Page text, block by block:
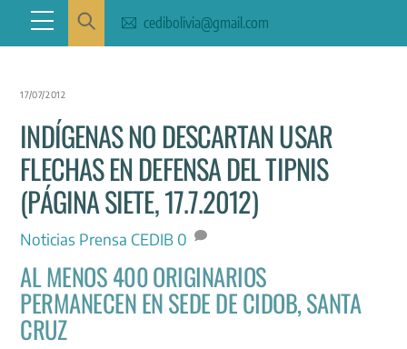
content
Menu cedibolivia@gmail.com
17/07/2012
INDÍGENAS NO DESCARTAN USAR
FLECHAS EN DEFENSA DEL TIPNIS
(PÁGINA SIETE, 17.7.2012)
Noticias Prensa CEDIB 0
AL MENOS 400 ORIGINARIOS
PERMANECEN EN SEDE DE CIDOB, SANTA
CRUZ